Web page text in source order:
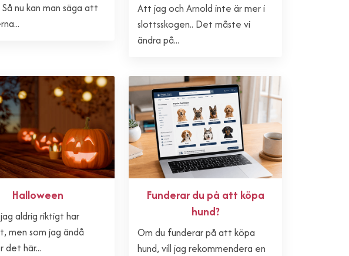
Så nu kan man säga att
Att jag och Arnold inte är mer i
slottsskogen.. Det måste vi
ändra på...
Halloween
aldrig riktigt har
men som jag ändå
det här...
Funderar du på att köpa
hund?
Om du funderar på att köpa
hund, vill jag rekommendera en